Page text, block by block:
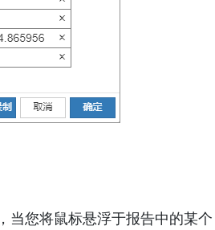
当您将鼠标悬浮于报告中的某个